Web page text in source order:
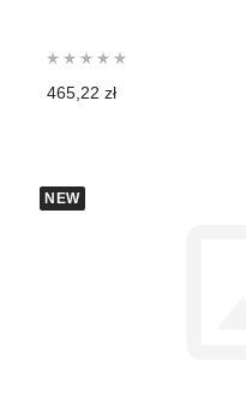
465,22 zł
NEW